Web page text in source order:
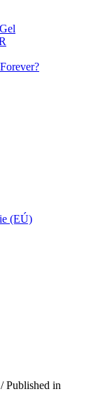
(EÚ)
/Published in